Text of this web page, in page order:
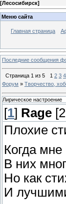
[Лесосибирск]
Меню сайта
Главная страница
Последние сообщения
Страница 1 из 5 1 2 3 4
Форум » Творчество,
Лирическое настроение
[1] Rage
Плохие
Когда
В них
Но как
И